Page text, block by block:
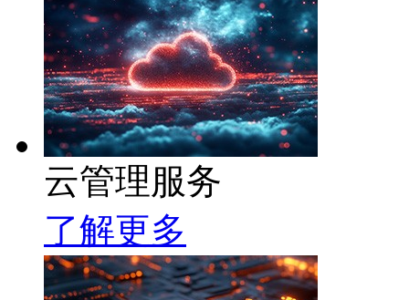
云管理服务
了解更多